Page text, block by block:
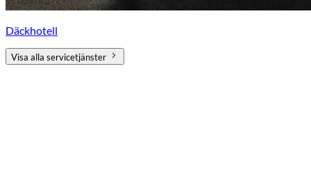
Däckhotell
Visa alla servicetjänster